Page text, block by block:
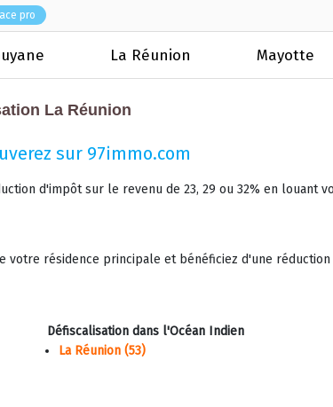
pro
La Réunion Mayotte
La Réunion
sur 97immo.com
d'impôt sur le revenu de 23, 29 ou 32% en louant
votre résidence principale et bénéficiez d'une
Défiscalisation dans l'Océan Indien
La Réunion (53)